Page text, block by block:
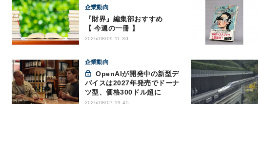
企業動向
『財界』編集部おすすめ
【 今週の一冊 】
2026/08/09 11:30
企業動向
OpenAIが開発中の新型デ
バイスは2027年発売でドーナ
ツ型、価格300ドル超に
2026/08/07 19:45